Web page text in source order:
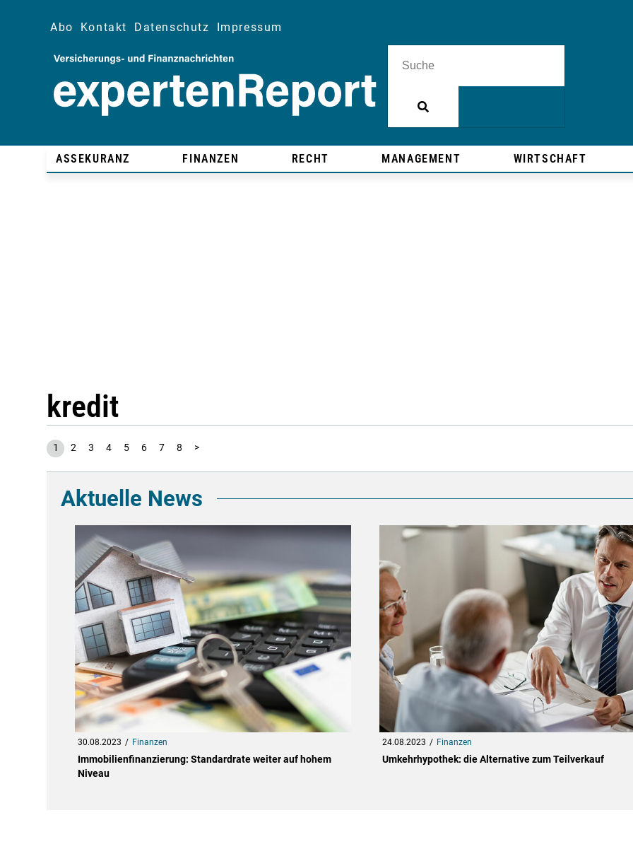
Abo Kontakt Datenschutz Impressum
ASSEKURANZ FINANZEN RECHT MANAGEMENT WIRTSCHAFT
kredit
1 2 3 4 5 6 7 8 >
Aktuelle News
30.08.2023 Finanzen
Immobilienfinanzierung: Standardrate weiter auf hohem
Niveau
24.08.2023 Finanzen
Umkehrhypothek: die Alternative zum Teilverkauf